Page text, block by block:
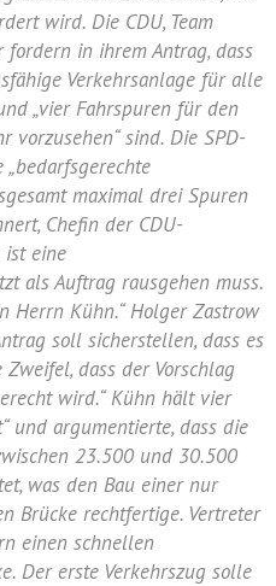
wird. Die CDU, Team
in ihrem Antrag, dass
Verkehrsanlage für alle
„vier Fahrspuren für den
sind. Die SPD-
maximal drei Spuren
Chefin der CDU-
ist eine
als Auftrag rausgehen muss.
Herrn Kühn.“ Holger Zastrow
soll sicherstellen, dass es
dass der Vorschlag
wird.“ Kühn hält vier
und argumentierte, dass die
23.500 und 30.500
was den Bau einer nur
Brücke rechtfertige. Vertreter
einen schnellen
Der erste Verkehrszug solle